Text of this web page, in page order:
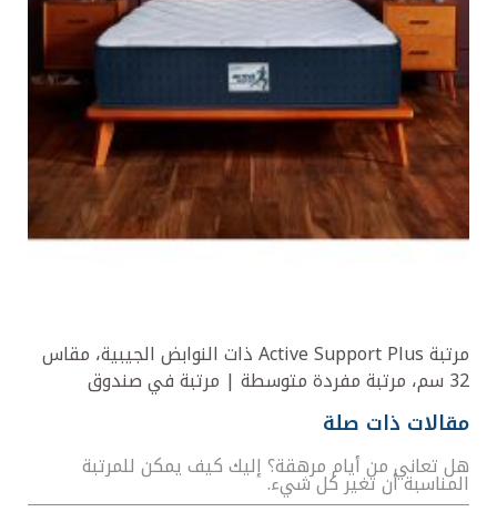
مرتبة Active Support Plus ذات النوابض الجيبية، مقاس
32 سم، مرتبة مفردة متوسطة | مرتبة في صندوق
مقالات ذات صلة
هل تعاني من أيام مرهقة؟ إليك كيف يمكن للمرتبة
المناسبة أن تغير كل شيء.